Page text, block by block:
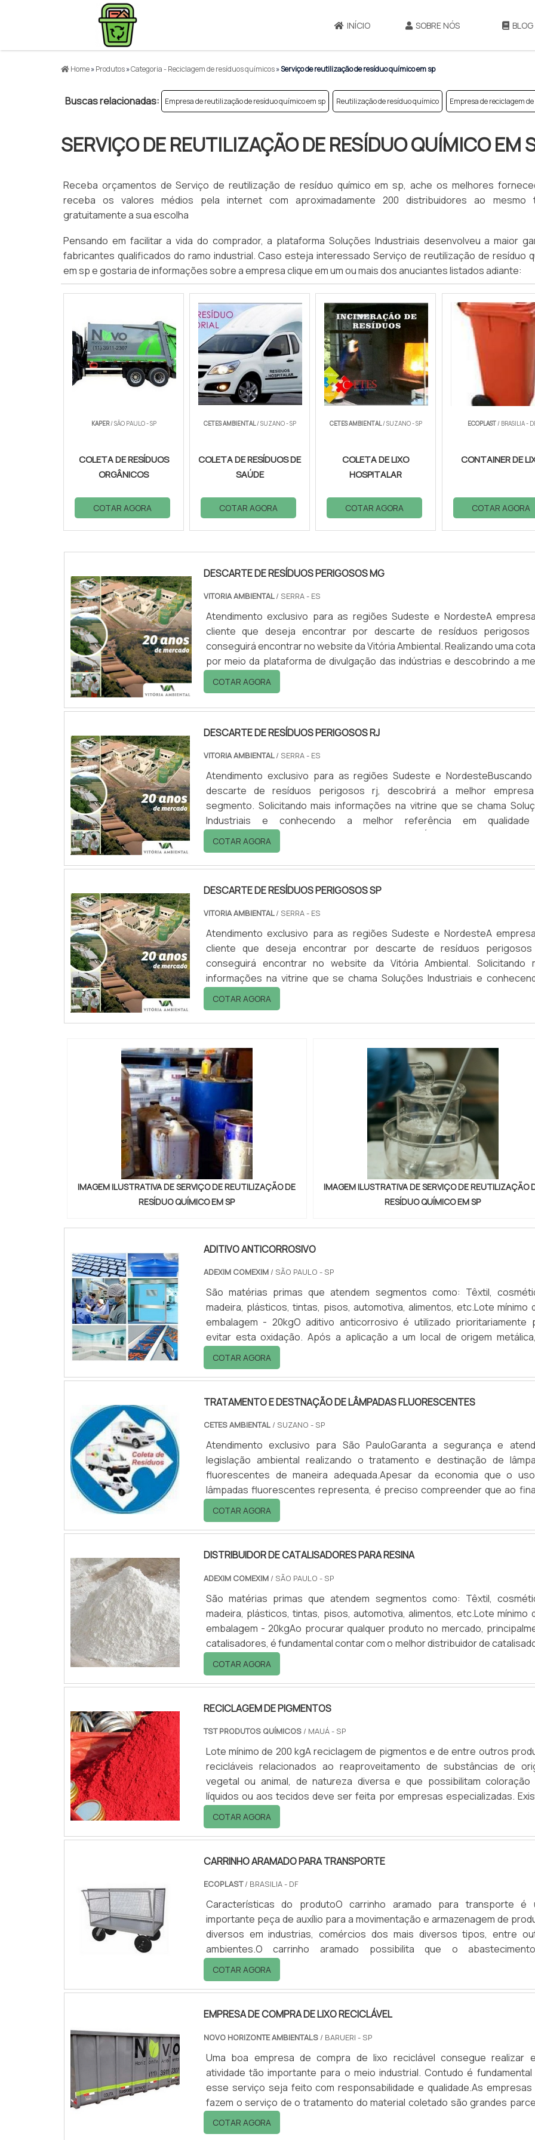
INÍCIO SOBRE NÓS BLOG
Home»Produtos»Categoria - Reciclagem de resíduos químicos»Serviço de reutilização de resíduo químico em sp
Buscas relacionadas: Empresa de reutilização de resíduo químico em sp Reutilização de resíduo químico Empresa de reciclagem
SERVIÇO DE REUTILIZAÇÃO DE RESÍDUO QUÍMICO EM
Receba orçamentos de Serviço de reutilização de resíduo químico em sp, ache os melhores
receba os valores médios pela internet com aproximadamente 200 distribuidores ao mesmo
gratuitamente a sua escolha
Pensando em facilitar a vida do comprador, a plataforma Soluções Industriais desenvolveu a maior
fabricantes qualificados do ramo industrial. Caso esteja interessado Serviço de reutilização de resíduo
em sp e gostaria de informações sobre a empresa clique em um ou mais dos anuciantes listados adiante:
KAPER/ SÃO PAULO - SP
COLETA DE RESÍDUOS
ORGÂNICOS
COTAR AGORA
CETES AMBIENTAL/ SUZANO - SP
COLETA DE RESÍDUOS DE
SAÚDE
COTAR AGORA
CETES AMBIENTAL/ SUZANO - SP
COLETA DE LIXO
HOSPITALAR
COTAR AGORA
ECOPLAST/ BRASILIA -
CONTAINER DE
COTAR AGORA
DESCARTE DE RESÍDUOS PERIGOSOS MG
VITORIA AMBIENTAL/ SERRA - ES
Atendimento exclusivo para as regiões Sudeste e NordesteA
cliente que deseja encontrar por descarte de resíduos perigosos
conseguirá encontrar no website da Vitória Ambiental. Realizando uma
por meio da plataforma de divulgação das indústrias e descobrindo a
referência em qualidade do mercado.Quando a questão é descarte
resíduos perigosos mg, com a equipe da Vitória Ambiental
proteção com comp...
COTAR AGORA
DESCARTE DE RESÍDUOS PERIGOSOS RJ
VITORIA AMBIENTAL/ SERRA - ES
Atendimento exclusivo para as regiões Sudeste e
descarte de resíduos perigosos rj, descobrirá a melhor
segmento. Solicitando mais informações na vitrine que se chama
Industriais e conhecendo a melhor referência em
mercado.DETALHES sOBRE DESCARTE DE RESÍDUOS PERIGOSOS
precisa de descarte de resíduos perigosos rj em uma empresa
acha o site da Vitória Ambiental. Dispon...
COTAR AGORA
DESCARTE DE RESÍDUOS PERIGOSOS SP
VITORIA AMBIENTAL/ SERRA - ES
Atendimento exclusivo para as regiões Sudeste e NordesteA
cliente que deseja encontrar por descarte de resíduos
conseguirá encontrar no website da Vitória Ambiental. Solicitando
informações na vitrine que se chama Soluções Industriais e
melhor referência em qualidade do mercado.Quando o interesse é
descarte de resíduos perigosos sp, com os profissionais da Vitória
conseguirá excel...
COTAR AGORA
IMAGEM ILUSTRATIVA DE SERVIÇO DE REUTILIZAÇÃO DE
RESÍDUO QUÍMICO EM SP
IMAGEM ILUSTRATIVA DE SERVIÇO DE REUTILIZAÇÃO
RESÍDUO QUÍMICO EM SP
ADITIVO ANTICORROSIVO
ADEXIM COMEXIM/ SÃO PAULO - SP
São matérias primas que atendem segmentos como: Têxtil,
madeira, plásticos, tintas, pisos, automotiva, alimentos, etc.Lote mínimo
embalagem - 20kgO aditivo anticorrosivo é utilizado prioritariamente
evitar esta oxidação. Após a aplicação a um local de origem
revestimentos do tipo aquoso provocam a corrosão de apoio
período de secagem, sendo devida à presença de água. A corrosão
tarefas no filme e pode agir sobre a sua coesão e sua adesão ao su.
COTAR AGORA
TRATAMENTO E DESTNAÇÃO DE LÂMPADAS FLUORESCENTES
CETES AMBIENTAL/ SUZANO - SP
Atendimento exclusivo para São PauloGaranta a segurança e
legislação ambiental realizando o tratamento e destinação de
fluorescentes de maneira adequada.Apesar da economia que o
lâmpadas fluorescentes representa, é preciso compreender que ao
sua vida útil, esse tipo de lâmpadas podem trazer grandes danos
caso os procedimentos para o descarte de lâmpadas não seja realizado
forma correta.Descarte de lâmpadas fluorescentes – Entenda os
COTAR AGORA
DISTRIBUIDOR DE CATALISADORES PARA RESINA
ADEXIM COMEXIM/ SÃO PAULO - SP
São matérias primas que atendem segmentos como: Têxtil,
madeira, plásticos, tintas, pisos, automotiva, alimentos, etc.Lote mínimo
embalagem - 20kgAo procurar qualquer produto no mercado,
catalisadores, é fundamental contar com o melhor distribuidor de
para resina. Também conhecido como carga mineral para resinas, o
muito adquirido em vários segmentos do mercado.As cargas minerais
resinas, sulfato de bário natural, ou simplesmente, bar.
COTAR AGORA
RECICLAGEM DE PIGMENTOS
TST PRODUTOS QUÍMICOS/ MAUÁ - SP
Lote mínimo de 200 kgA reciclagem de pigmentos e de entre outros
recicláveis relacionados ao reaproveitamento de substâncias de
vegetal ou animal, de natureza diversa e que possibilitam coloração
líquidos ou aos tecidos deve ser feita por empresas especializadas.
produtos que contenham os chamados pigmentos e tintas, que
responsáveis por dar cor e poder de cobertura a uma superfície.
reciclagem deste produto As indústrias de pigmentos utilizam diversas
COTAR AGORA
CARRINHO ARAMADO PARA TRANSPORTE
ECOPLAST/ BRASILIA - DF
Características do produtoO carrinho aramado para transporte é
importante peça de auxílio para a movimentação e armazenagem de
diversos em industrias, comércios dos mais diversos tipos, entre
ambientes.O carrinho aramado possibilita que o
reabastecimento de produtos ocorra de forma simples e
movimentação de cargas é um acontecimento constante em quase
empreendimento, sendo utilizado na maiorias das vezes para a
e transportes de grand.
COTAR AGORA
EMPRESA DE COMPRA DE LIXO RECICLÁVEL
NOVO HORIZONTE AMBIENTALS/ BARUERI - SP
Uma boa empresa de compra de lixo reciclável consegue realizar
atividade tão importante para o meio industrial. Contudo é fundamental
esse serviço seja feito com responsabilidade e qualidade.As empresas
fazem o serviço de o tratamento do material coletado são grandes
do meio ambiente. Antes do começo deste processo, os produtos devem
avaliados, seguindo os seguinte critérios: Maneiras de reutilização; Tempo
COTAR AGORA